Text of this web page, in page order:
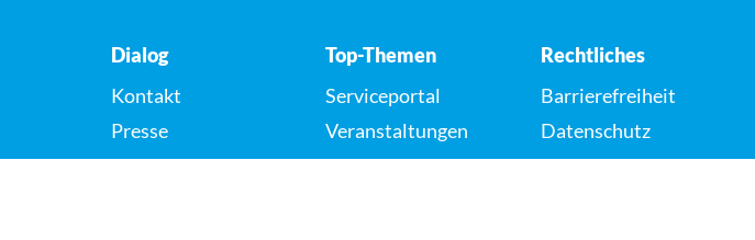
Dialog
Kontakt
Presse
Top-Themen
Serviceportal
Veranstaltungen
Karriere
Rechtliches
Barrierefreiheit
Datenschutz
Impressum